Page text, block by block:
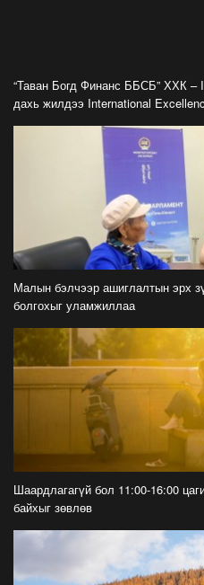
2026-07-
"Улсын
илрээгүй,
гэх имэйл
2026-07-21
Засгийн
2026-07-
Рахмоныг
2026-07-21
Н.Учрал:
08.01
2026-07-
Цомоо
дэргэдээс
ФОТО: Хөл
зохион
“Таван Богд Финанс ББСБ” ХХК –
дахь жилдээ International
Малын бэлчээр ашиглалтын эрх
болгохыг уламжиллаа
Шаардлагагүй бол 11:00-16:00
байхыг зөвлөв